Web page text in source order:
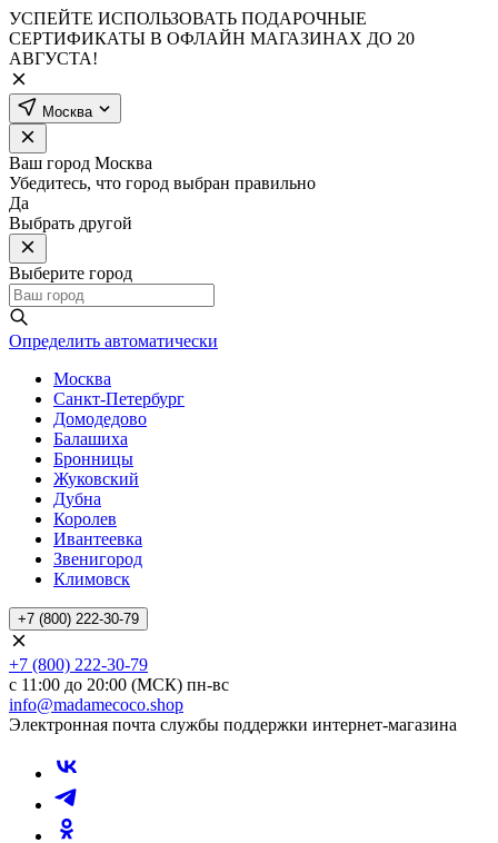
УСПЕЙТЕ ИСПОЛЬЗОВАТЬ ПОДАРОЧНЫЕ
СЕРТИФИКАТЫ В ОФЛАЙН МАГАЗИНАХ ДО 20
АВГУСТА!
Москва
Ваш город Москва
Убедитесь, что город выбран правильно
Да
Выбрать другой
Выберите город
Определить автоматически
Москва
Санкт-Петербург
Домодедово
Балашиха
Бронницы
Жуковский
Дубна
Королев
Ивантеевка
Звенигород
Климовск
+7 (800) 222-30-79
+7 (800) 222-30-79
с 11:00 до 20:00 (МСК) пн-вс
info@madamecoco.shop
Электронная почта службы поддержки интернет-магазина